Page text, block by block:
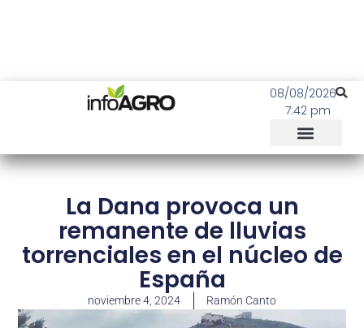
08/08/2026
7:42 pm
La Dana provoca un
remanente de lluvias
torrenciales en el núcleo de
España
noviembre 4, 2024 Ramón Canto